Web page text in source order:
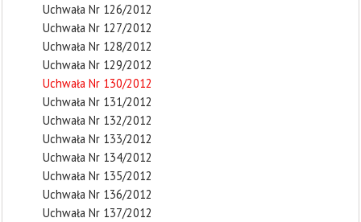
Uchwała Nr 126/2012
Uchwała Nr 127/2012
Uchwała Nr 128/2012
Uchwała Nr 129/2012
Uchwała Nr 130/2012
Uchwała Nr 131/2012
Uchwała Nr 132/2012
Uchwała Nr 133/2012
Uchwała Nr 134/2012
Uchwała Nr 135/2012
Uchwała Nr 136/2012
Uchwała Nr 137/2012